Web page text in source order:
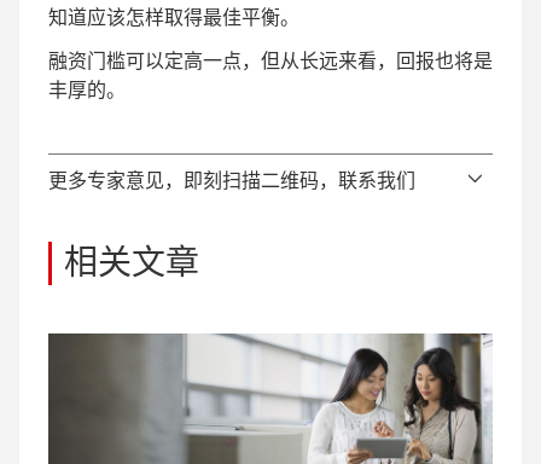
知道应该怎样取得最佳平衡。
融资门槛可以定高一点，但从长远来看，回报也将是
丰厚的。
更多专家意见，即刻扫描二维码，联系我们
相关文章